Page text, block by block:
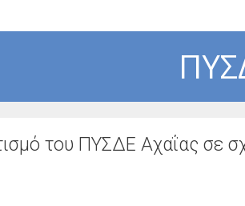
του ΠΥΣΔΕ Αχαΐας σε